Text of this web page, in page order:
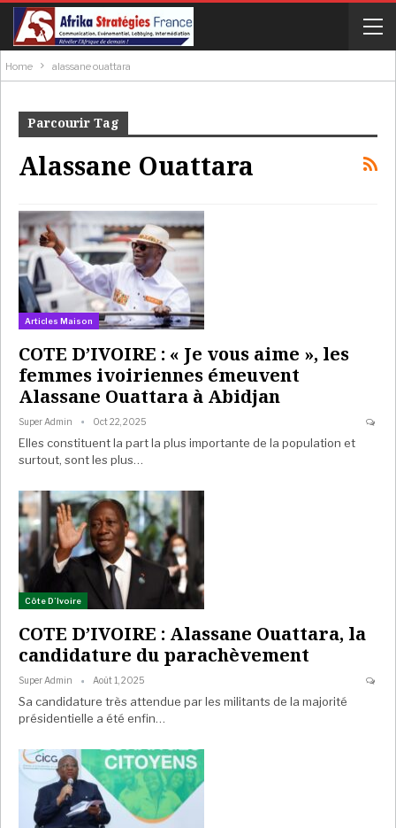
Home alassane ouattara
Parcourir Tag
Alassane Ouattara
Articles Maison
COTE D’IVOIRE : « Je vous aime », les
femmes ivoiriennes émeuvent
Alassane Ouattara à Abidjan
Super Admin Oct 22, 2025
Elles constituent la part la plus importante de la population et
surtout, sont les plus…
Côte D’Ivoire
COTE D’IVOIRE : Alassane Ouattara, la
candidature du parachèvement
Super Admin Août 1, 2025
Sa candidature très attendue par les militants de la majorité
présidentielle a été enfin…